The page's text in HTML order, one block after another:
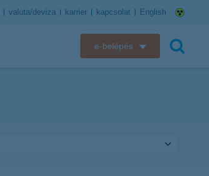
valuta/deviza karrier kapcsolat English
e-belépés